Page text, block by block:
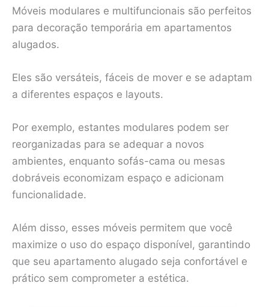
Móveis modulares e multifuncionais são perfeitos
para decoração temporária em apartamentos
alugados.
Eles são versáteis, fáceis de mover e se adaptam
a diferentes espaços e layouts.
Por exemplo, estantes modulares podem ser
reorganizadas para se adequar a novos
ambientes, enquanto sofás-cama ou mesas
dobráveis economizam espaço e adicionam
funcionalidade.
Além disso, esses móveis permitem que você
maximize o uso do espaço disponível, garantindo
que seu apartamento alugado seja confortável e
prático sem comprometer a estética.